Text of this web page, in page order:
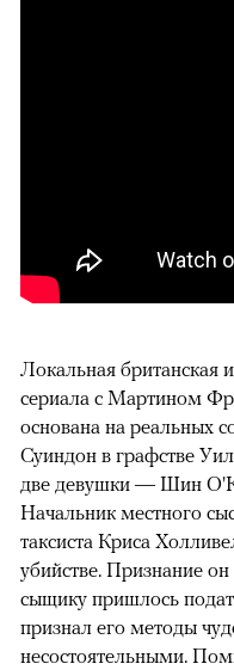
Локальная британская
сериала с Мартином
основана на реальных
Суиндон в графстве
две девушки — Шин
Начальник местного
таксиста Криса
убийстве. Признание
сыщику пришлось
признал его методы
несостоятельными.